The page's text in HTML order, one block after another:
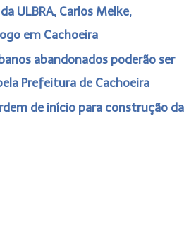
ULBRA, Carlos Melke,
em Cachoeira
abandonados poderão ser
Prefeitura de Cachoeira
de início para construção da